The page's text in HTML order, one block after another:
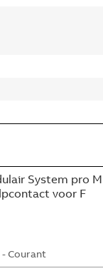
System pro M
voor F
Courant